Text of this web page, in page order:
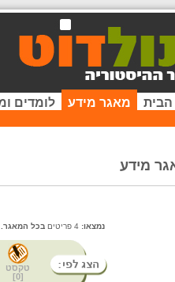
הבית מאגר מידע לומדים
מידע
נמצאו: בכל המאגר.
טקסט
[
0
]